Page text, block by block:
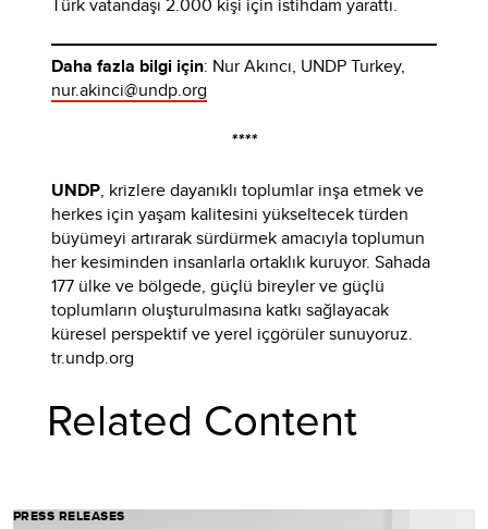
Daha fazla bilgi için: Nur Akıncı, UNDP Turkey,
nur.akinci@undp.org
****
UNDP, krizlere dayanıklı toplumlar inşa etmek ve
herkes için yaşam kalitesini yükseltecek türden
büyümeyi artırarak sürdürmek amacıyla toplumun
her kesiminden insanlarla ortaklık kuruyor. Sahada
177 ülke ve bölgede, güçlü bireyler ve güçlü
toplumların oluşturulmasına katkı sağlayacak
küresel perspektif ve yerel içgörüler sunuyoruz.
tr.undp.org
Related Content
PRESS RELEASES